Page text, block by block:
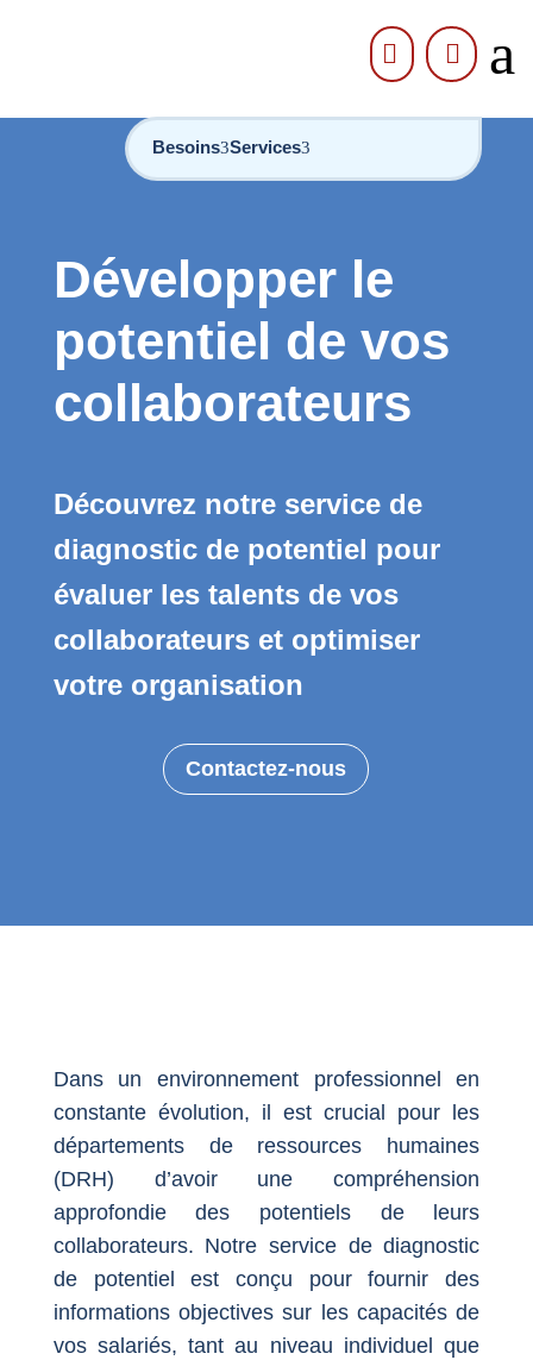
  a
Besoins Services
Développer le
potentiel de vos
collaborateurs
Découvrez notre service de
diagnostic de potentiel pour
évaluer les talents de vos
collaborateurs et optimiser
votre organisation
Contactez-nous
Dans un environnement professionnel en
constante évolution, il est crucial pour les
départements de ressources humaines
(DRH) d’avoir une compréhension
approfondie des potentiels de leurs
collaborateurs. Notre service de diagnostic
de potentiel est conçu pour fournir des
informations objectives sur les capacités de
vos salariés, tant au niveau individuel que